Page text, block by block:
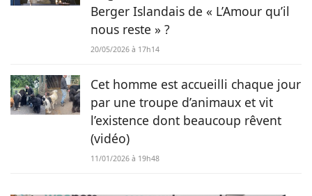
Berger Islandais de « L’Amour qu’il
nous reste » ?
20/05/2026 à 17h14
Cet homme est accueilli chaque jour
par une troupe d’animaux et vit
l’existence dont beaucoup rêvent
(vidéo)
11/01/2026 à 19h48